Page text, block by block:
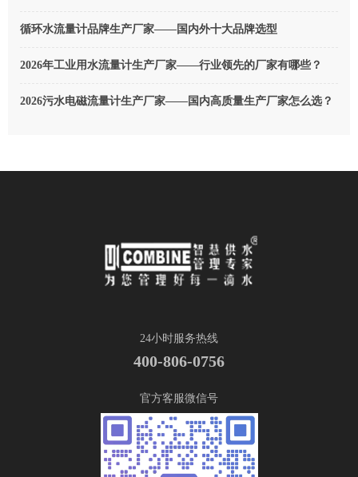
循环水流量计品牌生产厂家——国内外十大品牌选型
2026年工业用水流量计生产厂家——行业领先的厂家有哪些？
2026污水电磁流量计生产厂家——国内高质量生产厂家怎么选？
24小时服务热线
400-806-0756
官方客服微信号